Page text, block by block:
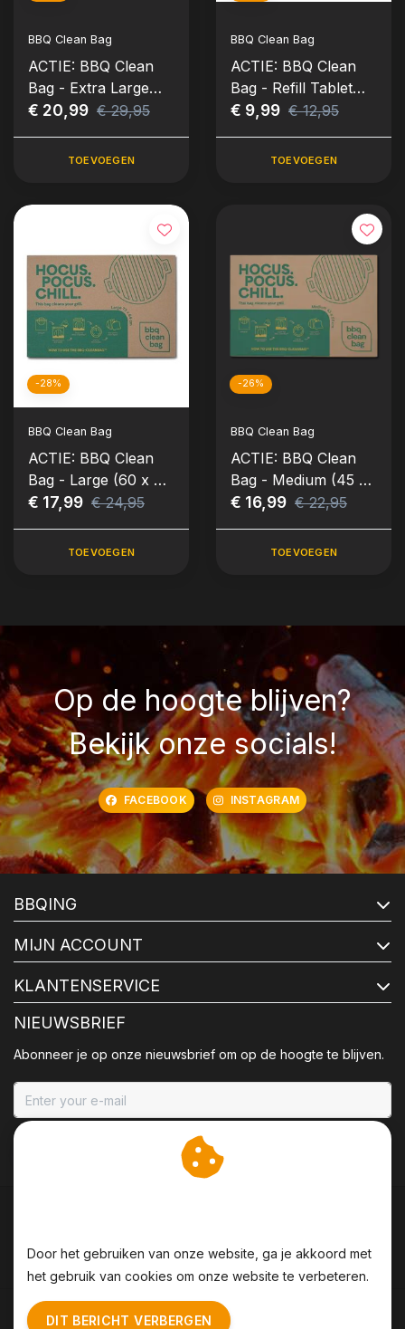
BBQ Clean Bag
ACTIE: BBQ Clean
Bag - Extra Large
(56 x 87 cm)
€ 20,99 € 29,95
TOEVOEGEN
BBQ Clean Bag
ACTIE: BBQ Clean
Bag - Refill Tablet
Box
€ 9,99 € 12,95
TOEVOEGEN
-28%
BBQ Clean Bag
ACTIE: BBQ Clean
Bag - Large (60 x 70
cm)
€ 17,99 € 24,95
TOEVOEGEN
-26%
BBQ Clean Bag
ACTIE: BBQ Clean
Bag - Medium (45 x
55 cm)
€ 16,99 € 22,95
TOEVOEGEN
Op de hoogte blijven?
Bekijk onze socials!
FACEBOOK INSTAGRAM
BBQING
MIJN ACCOUNT
KLANTENSERVICE
NIEUWSBRIEF
Abonneer je op onze nieuwsbrief om op de hoogte te blijven.
Algemene voorwaarden | Disclaimer
Door het gebruiken van onze website, ga je akkoord met
het gebruik van cookies om onze website te verbeteren.
DIT BERICHT VERBERGEN